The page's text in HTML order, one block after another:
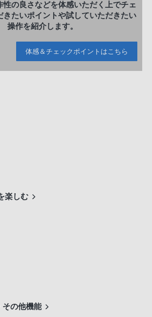
性の良さなどを体感いただく上でチェ
きたいポイントや試していただきたい
操作を紹介します。
体感＆チェックポイントはこちら
楽しむ
その他機能